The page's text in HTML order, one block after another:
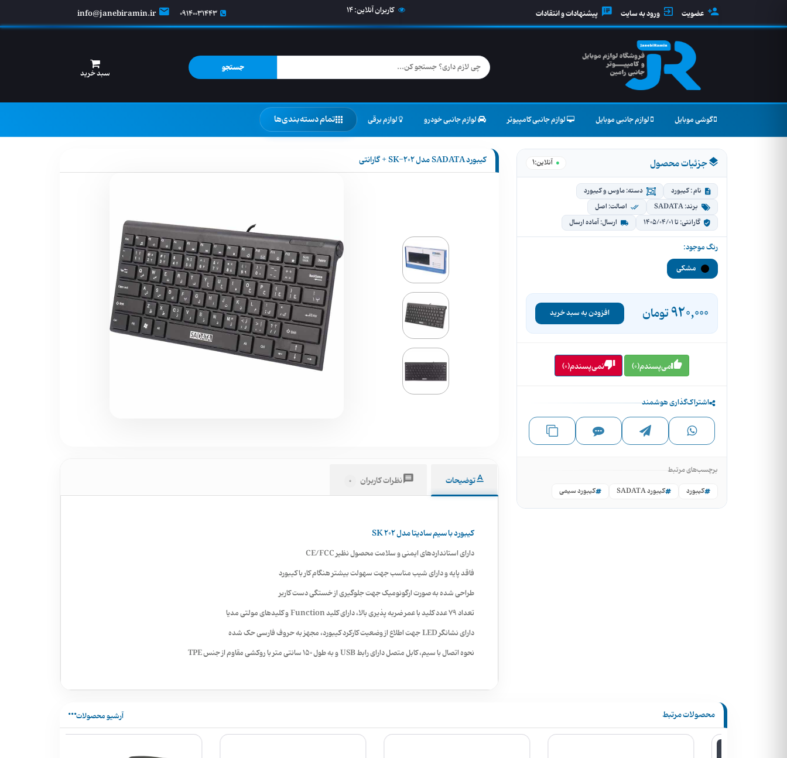
عضویت ورود به سایت پیشنهادات و انتقادات کاربران آنلاین:14
09140031443
info@janebiramin.ir
جستجو
سبد خرید
گوشی موبایل لوازم جانبی موبایل لوازم جانبی کامپیوتر لوازم جانبی خودرو لوازم برقی تمام دسته‌بندی‌ها
کیبورد SADATA مدل SK-202 + گارانتی جزئیات محصول آنلاین:1
نام : کیبورد
دسته: ماوس و کیبورد
برند: SADATA
اصالت: اصل
گارانتی: تا 1405/04/01
ارسال: آماده ارسال
رنگ موجود:
مشکی
920,000تومان افزودن به سبد خرید
می‌پسندم(0) نمی‌پسندم(0)
اشتراک‌گذاری هوشمند
برچسب‌های مرتبط
کیبورد
کیبورد SADATA کیبورد سیمی
توضیحات نظرات کاربران 0
کیبورد با سیم سادیتا مدل SK 202
دارای استانداردهای ایمنی و سلامت محصول نظیر CE/FCC
فاقد پایه و دارای شیب مناسب جهت سهولت بیشتر هنگام کار با کیبورد
طراحی شده به صورت ارگونومیک جهت جلوگیری از خستگی دست کاربر
تعداد 79 عدد کلید با عمر ضربه پذیری بالا، دارای کلید Function و کلیدهای مولتی مدیا
دارای نشانگر LED جهت اطلاع از وضعیت کارکرد کیبورد، مجهز به حروف فارسی حک شده
نحوه اتصال با سیم، کابل متصل دارای رابط USB و به طول ۱۵۰ سانتی متر با روکشی مقاوم از جنس TPE
محصولات مرتبط آرشیو محصولات